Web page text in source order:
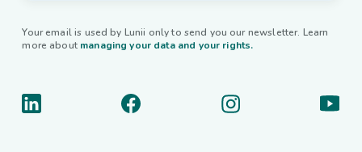
Your email is used by Lunii only to send you our newsletter. Learn
more about managing your data and your rights.